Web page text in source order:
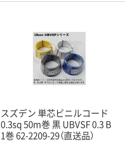
スズデン 単芯ビニルコード
0.3sq 50m巻 黒 UBVSF 0.3 B
1巻 62-2209-29（直送品）